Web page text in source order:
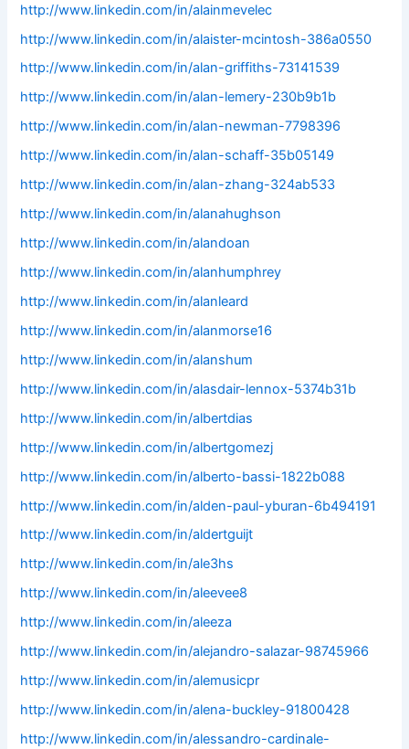
http://www.linkedin.com/in/alainmevelec
http://www.linkedin.com/in/alaister-mcintosh-386a0550
http://www.linkedin.com/in/alan-griffiths-73141539
http://www.linkedin.com/in/alan-lemery-230b9b1b
http://www.linkedin.com/in/alan-newman-7798396
http://www.linkedin.com/in/alan-schaff-35b05149
http://www.linkedin.com/in/alan-zhang-324ab533
http://www.linkedin.com/in/alanahughson
http://www.linkedin.com/in/alandoan
http://www.linkedin.com/in/alanhumphrey
http://www.linkedin.com/in/alanleard
http://www.linkedin.com/in/alanmorse16
http://www.linkedin.com/in/alanshum
http://www.linkedin.com/in/alasdair-lennox-5374b31b
http://www.linkedin.com/in/albertdias
http://www.linkedin.com/in/albertgomezj
http://www.linkedin.com/in/alberto-bassi-1822b088
http://www.linkedin.com/in/alden-paul-yburan-6b494191
http://www.linkedin.com/in/aldertguijt
http://www.linkedin.com/in/ale3hs
http://www.linkedin.com/in/aleevee8
http://www.linkedin.com/in/aleeza
http://www.linkedin.com/in/alejandro-salazar-98745966
http://www.linkedin.com/in/alemusicpr
http://www.linkedin.com/in/alena-buckley-91800428
http://www.linkedin.com/in/alessandro-cardinale-